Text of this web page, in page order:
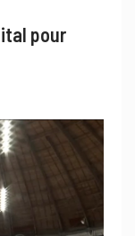
pour